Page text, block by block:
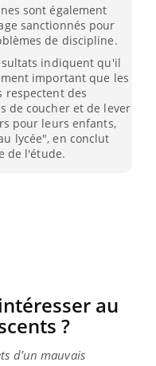
sont également
sanctionnés pour
de discipline.
indiquent qu'il
important que les
respectent des
de coucher et de lever
pour leurs enfants,
lycée", en conclut
de l'étude.
au
?
d'un mauvais